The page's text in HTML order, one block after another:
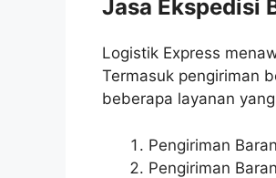
Jasa Ekspedisi
Logistik Express
Termasuk pengiriman
beberapa layanan
Pengiriman
Pengiriman